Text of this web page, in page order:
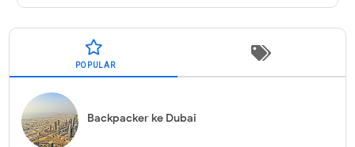
POPULAR
Backpacker ke Dubai